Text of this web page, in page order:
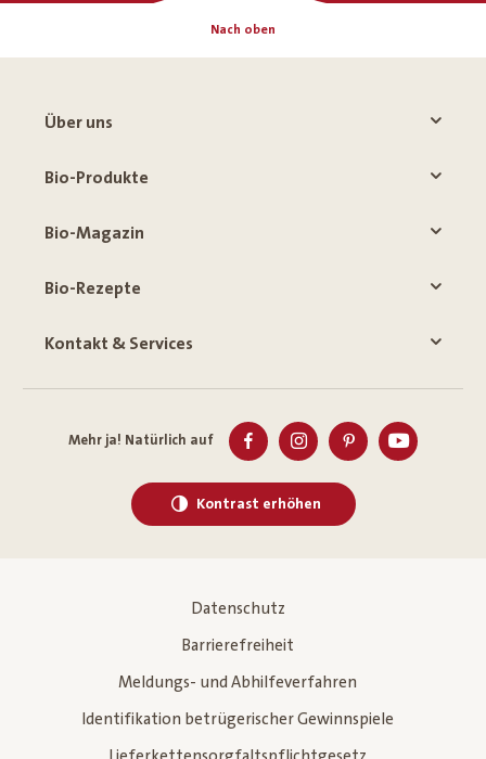
Nach oben
Über uns
Bio-Produkte
Bio-Magazin
Bio-Rezepte
Kontakt & Services
Mehr ja! Natürlich auf
Kontrast erhöhen
Datenschutz
Barrierefreiheit
Meldungs- und Abhilfeverfahren
Identifikation betrügerischer Gewinnspiele